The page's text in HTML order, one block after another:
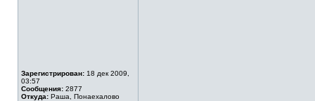
Зарегистрирован: 18 дек 2009,
03:57
Сообщения: 2877
Откуда: Раша, Понаехалово